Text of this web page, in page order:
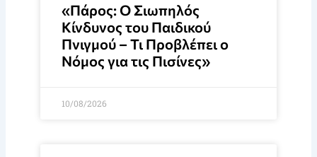
«Πάρος: Ο Σιωπηλός
Κίνδυνος του Παιδικού
Πνιγμού – Τι Προβλέπει ο
Νόμος για τις Πισίνες»
10/08/2026